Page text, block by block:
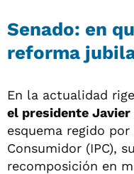
Senado: en
reforma
En la actualidad rige
el presidente Javier
esquema regido
Consumidor (IPC),
recomposición en